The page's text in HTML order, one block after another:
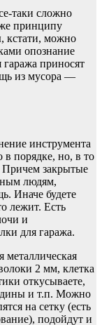
таки сложно
принципу
кстати, можно
опознание
гаража приносят
из мусора —
инструмента
в порядке, но, в то
Причем закрытые
людям,
Иначе будете
лежит. Есть
и
для гаража.
2 мм, клетка
откусываете,
и т.п. Можно
на сетку (есть
подойдут и